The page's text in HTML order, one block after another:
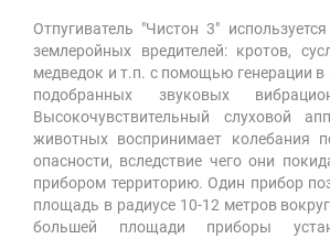
Отпугиватель "Чистон 3"
землеройных вредителей: кротов,
медведок и т.п. с помощью генерации в
подобранных звуковых
Высокочувствительный слуховой
животных воспринимает колебания
опасности, вследствие чего они
прибором территорию. Один прибор
площадь в радиусе 10-12 метров
большей площади приборы